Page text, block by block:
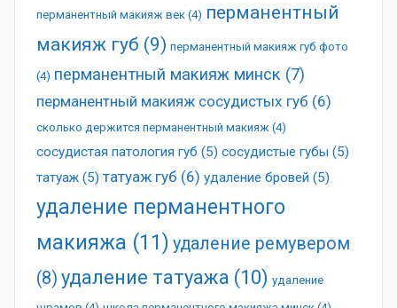
перманентный макияж век (4) перманентный
макияж губ (9) перманентный макияж губ фото
(4) перманентный макияж минск (7)
перманентный макияж сосудистых губ (6)
сколько держится перманентный макияж (4)
сосудистая патология губ (5) сосудистые губы (5)
татуаж (5) татуаж губ (6) удаление бровей (5)
удаление перманентного
макияжа (11) удаление ремувером
(8) удаление татуажа (10) удаление